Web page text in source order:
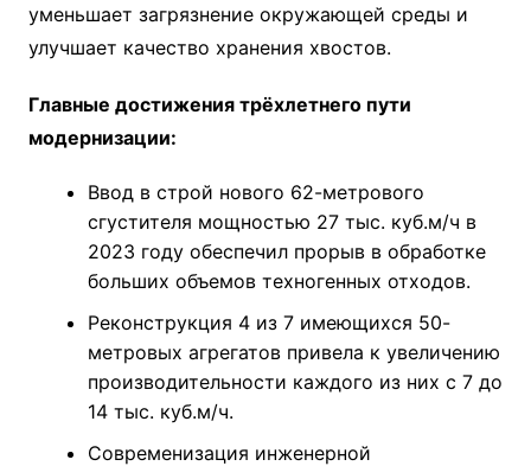
уменьшает загрязнение окружающей среды и
улучшает качество хранения хвостов.
Главные достижения трёхлетнего пути
модернизации:
Ввод в строй нового 62-метрового
сгустителя мощностью 27 тыс. куб.м/ч в
2023 году обеспечил прорыв в обработке
больших объемов техногенных отходов.
Реконструкция 4 из 7 имеющихся 50-
метровых агрегатов привела к увеличению
производительности каждого из них с 7 до
14 тыс. куб.м/ч.
Современизация инженерной